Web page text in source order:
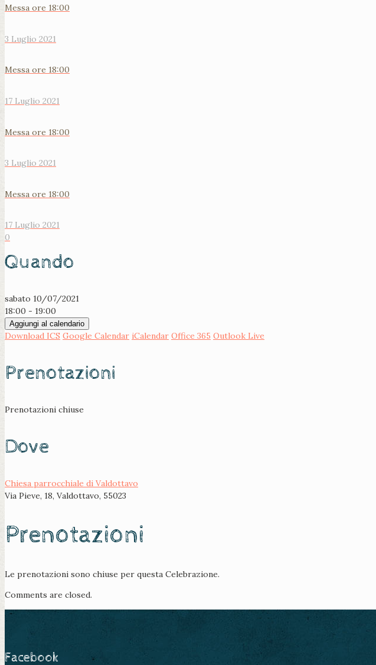
Messa ore 18:00
3 Luglio 2021
Messa ore 18:00
17 Luglio 2021
Messa ore 18:00
3 Luglio 2021
Messa ore 18:00
17 Luglio 2021
0
Quando
sabato 10/07/2021
18:00 - 19:00
Aggiungi al calendario
Download ICS Google Calendar iCalendar Office 365 Outlook Live
Prenotazioni
Prenotazioni chiuse
Dove
Chiesa parrocchiale di Valdottavo
Via Pieve, 18, Valdottavo, 55023
Prenotazioni
Le prenotazioni sono chiuse per questa Celebrazione.
Comments are closed.
Facebook